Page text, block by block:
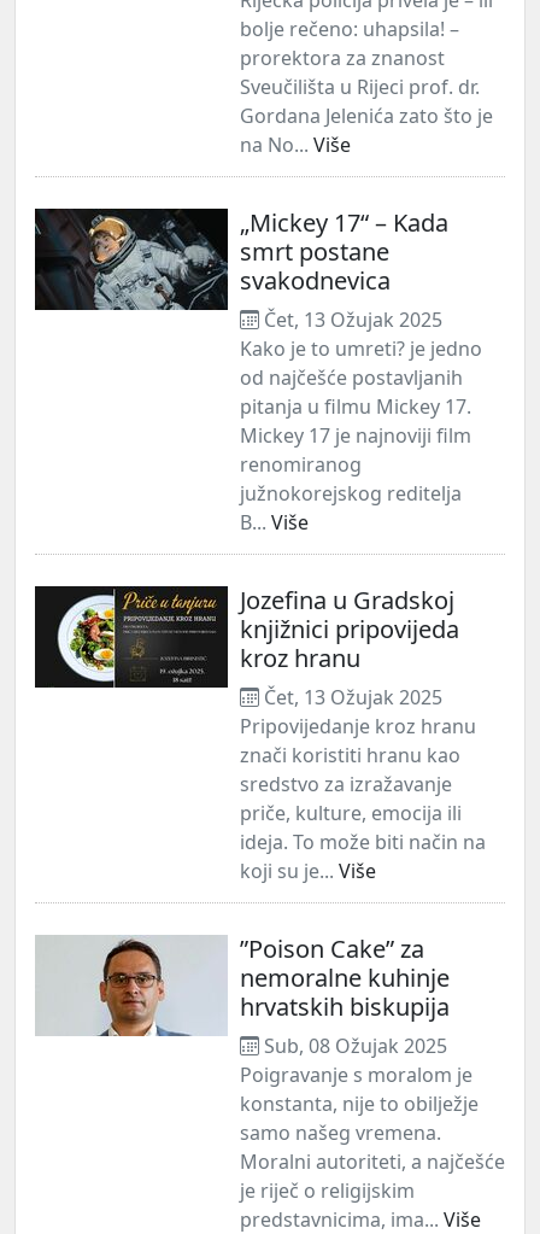
bolje rečeno: uhapsila! –
prorektora za znanost
Sveučilišta u Rijeci prof. dr.
Gordana Jelenića zato što je
na No... Više
„Mickey 17“ – Kada
smrt postane
svakodnevica
Čet, 13 Ožujak 2025
Kako je to umreti? je jedno
od najčešće postavljanih
pitanja u filmu Mickey 17.
Mickey 17 je najnoviji film
renomiranog
južnokorejskog reditelja
B... Više
Jozefina u Gradskoj
knjižnici pripovijeda
kroz hranu
Čet, 13 Ožujak 2025
Pripovijedanje kroz hranu
znači koristiti hranu kao
sredstvo za izražavanje
priče, kulture, emocija ili
ideja. To može biti način na
koji su je... Više
”Poison Cake” za
nemoralne kuhinje
hrvatskih biskupija
Sub, 08 Ožujak 2025
Poigravanje s moralom je
konstanta, nije to obilježje
samo našeg vremena.
Moralni autoriteti, a najčešće
je riječ o religijskim
predstavnicima, ima... Više